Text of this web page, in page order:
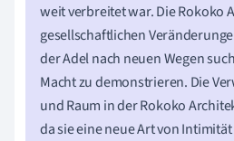
weit verbreitet war. Die Rokoko
gesellschaftlichen
der Adel nach neuen Wegen
Macht zu demonstrieren. Die
und Raum in der Rokoko
da sie eine neue Art von